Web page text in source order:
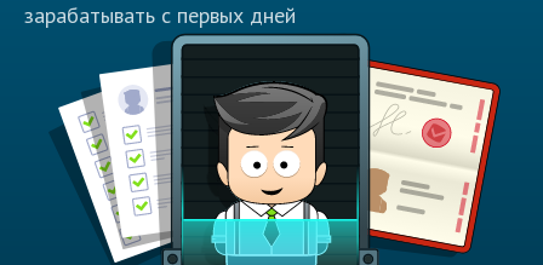
зарабатывать с первых дней